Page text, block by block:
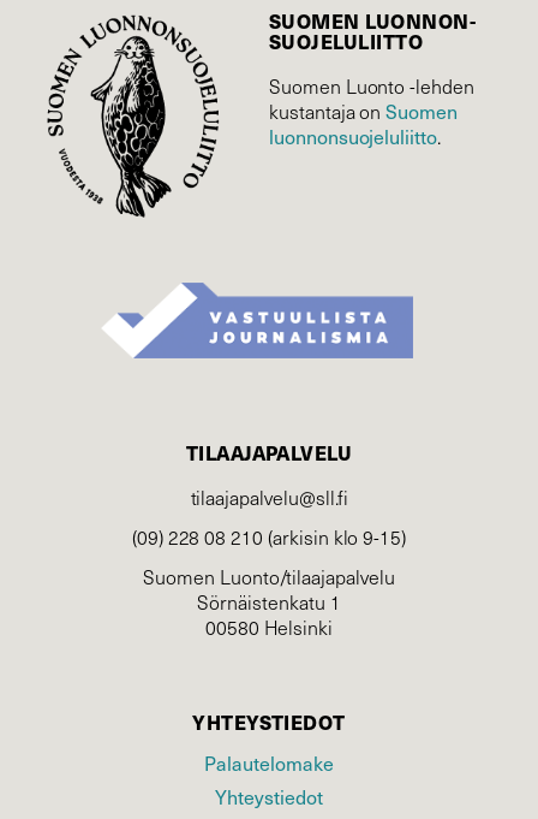
SUOMEN LUONNON­
SUOJELU­LIITTO
Suomen Luonto -lehden
kustantaja onSuomen
luonnonsuojelu­liitto.
TILAAJAPALVELU
tilaajapalvelu@sll.fi
(09) 228 08 210 (arkisin klo 9-15)
Suomen Luonto/tilaajapalvelu
Sörnäistenkatu 1
00580 Helsinki
YHTEYSTIEDOT
Palautelomake
Yhteystiedot